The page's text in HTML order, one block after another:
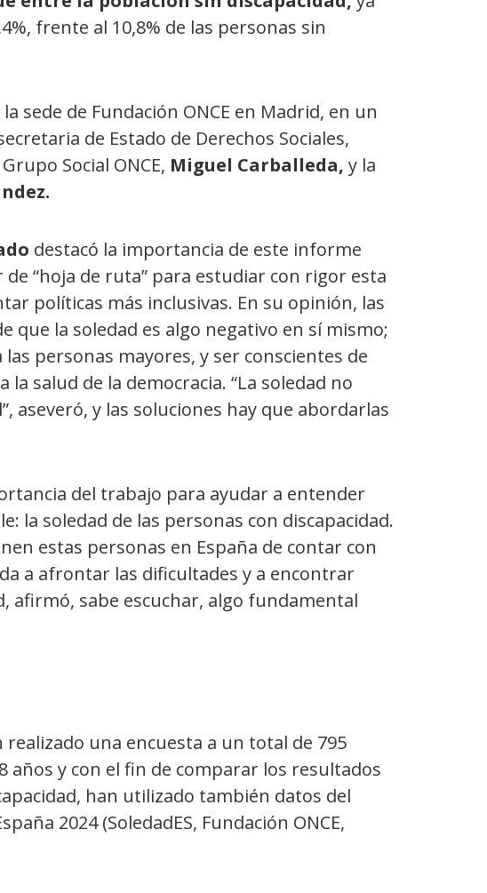
frente al 10,8% de las personas sin
sede de Fundación ONCE en Madrid, en un
de Estado de Derechos Sociales,
Social ONCE, Miguel Carballeda, y la
destacó la importancia de este informe
“hoja de ruta” para estudiar con rigor esta
políticas más inclusivas. En su opinión, las
que la soledad es algo negativo en sí mismo;
personas mayores, y ser conscientes de
salud de la democracia. “La soledad no
aseveró, y las soluciones hay que abordarlas
del trabajo para ayudar a entender
la soledad de las personas con discapacidad.
estas personas en España de contar con
a afrontar las dificultades y a encontrar
afirmó, sabe escuchar, algo fundamental
una encuesta a un total de 795
años y con el fin de comparar los resultados
han utilizado también datos del
2024 (SoledadES, Fundación ONCE,